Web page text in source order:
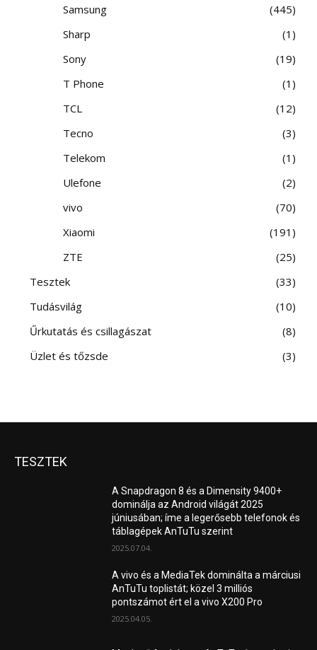
Samsung
445
Sharp
1
Sony
19
T Phone
1
TCL
12
Tecno
3
Telekom
1
Ulefone
2
vivo
70
Xiaomi
191
ZTE
25
Tesztek
33
Tudásvilág
10
Űrkutatás és csillagászat
8
Üzlet és tőzsde
3
TESZTEK
A Snapdragon 8 és a Dimensity 9400+
dominálja az Android világát 2025
júniusában; íme a legerősebb telefonok és
táblagépek AnTuTu szerint
2025.07.04.
A vivo és a MediaTek dominálta a márciusi
AnTuTu toplistát; közel 3 milliós
pontszámot ért el a vivo X200 Pro
2025.04.05.